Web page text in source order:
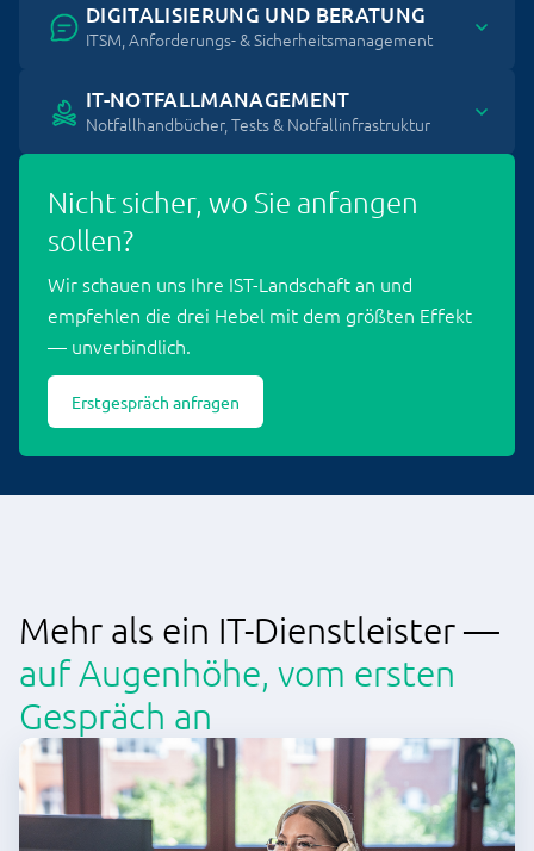
DIGITALISIERUNG UND BERATUNG
ITSM, Anforderungs- & Sicherheitsmanagement
IT-NOTFALLMANAGEMENT
Notfallhandbücher, Tests & Notfallinfrastruktur
Nicht sicher, wo Sie anfangen
sollen?
Wir schauen uns Ihre IST-Landschaft an und
empfehlen die drei Hebel mit dem größten Effekt
— unverbindlich.
Erstgespräch anfragen
Mehr als ein IT-Dienstleister —
auf Augenhöhe, vom ersten
Gespräch an